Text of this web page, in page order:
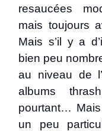
resaucées
mais toujours
Mais s’il y a
bien peu
au niveau de
albums
pourtant…
un peu